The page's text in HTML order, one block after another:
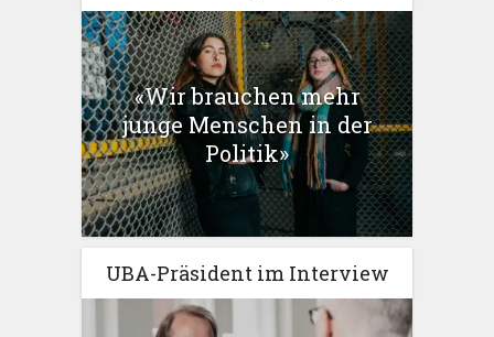
«Wir brauchen mehr
junge Menschen in der
Politik»
UBA-Präsident im Interview